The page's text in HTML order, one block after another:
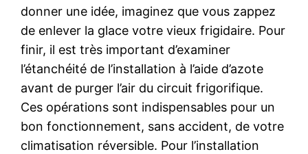
donner une idée, imaginez que vous zappez
de enlever la glace votre vieux frigidaire. Pour
finir, il est très important d’examiner
l’étanchéité de l’installation à l’aide d’azote
avant de purger l’air du circuit frigorifique.
Ces opérations sont indispensables pour un
bon fonctionnement, sans accident, de votre
climatisation réversible. Pour l’installation